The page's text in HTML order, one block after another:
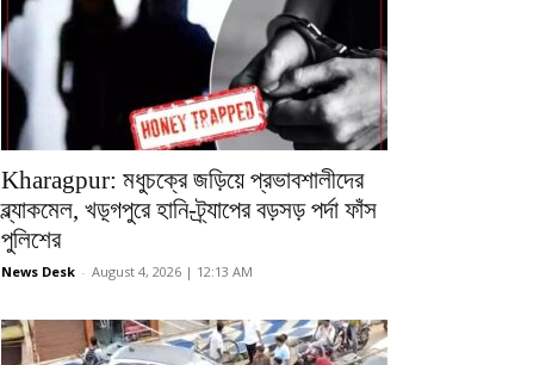
Kharagpur: মধুচক্রে জড়িয়ে প্রভাবশালীদের
ব্ল্যাকমেল, খড়্গপুরে হানি-ট্র্যাপের বড়সড় পর্দা ফাঁস
পুলিশের
News Desk - August 4, 2026 | 12:13 AM